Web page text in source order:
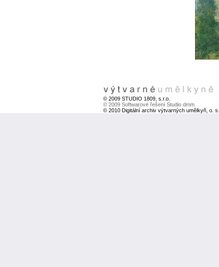
© 2009 STUDIO 1809, s.r.o.
© 2009 Softwarové řešení Studio dmm
© 2010 Digitální archiv výtvarných umělkyň, o. s.